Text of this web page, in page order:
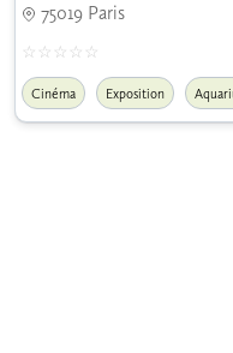
75019 Paris
Cinéma Exposition